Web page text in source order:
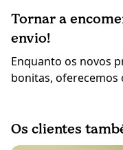
Tornar a
envio!
Enquanto os novos
bonitas, oferecemos
Os clientes